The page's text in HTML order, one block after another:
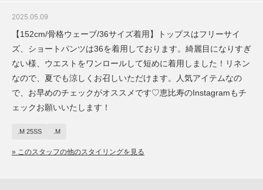
2025.05.09
【152cm/骨格ウェーブ/36サイズ着用】トップスはフリーサイ
ズ、ショートパンツは36を着用しております。綺麗目になりすぎ
ない様、ウエストをワンロールして短めに着用しました！リネン
なので、夏でも涼しくお召しいただけます。人気アイテムなの
で、お早めのチェックがオススメです♡恵比寿のInstagramもチ
ェックお願いいたします！
.M 25SS .M
» このスタッフの他のスタイリングを見る